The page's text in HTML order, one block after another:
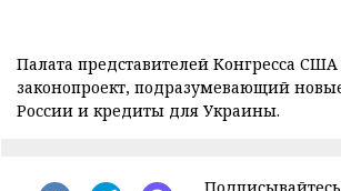
Палата представителей Конгресса США
законопроект, подразумевающий
России и кредиты для Украины.